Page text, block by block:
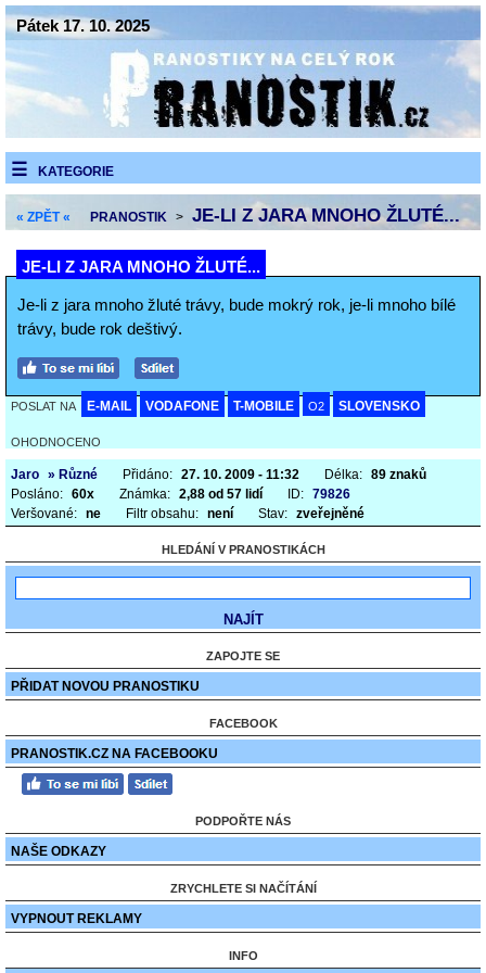
Pátek 17. 10. 2025
KATEGORIE
« ZPĚT « PRANOSTIK > JE-LI Z JARA MNOHO ŽLUTÉ...
JE-LI Z JARA MNOHO ŽLUTÉ...
Je-li z jara mnoho žluté trávy, bude mokrý rok, je-li mnoho bílé
trávy, bude rok deštivý.
POSLAT NA E-MAIL VODAFONE T-MOBILE O2 SLOVENSKO
OHODNOCENO
Jaro » Různé Přidáno: 27. 10. 2009 - 11:32 Délka: 89 znaků
Posláno: 60x Známka: 2,88 od 57 lidí ID: 79826
Veršované: ne Filtr obsahu: není Stav: zveřejněné
HLEDÁNÍ V PRANOSTIKÁCH
ZAPOJTE SE
PŘIDAT NOVOU PRANOSTIKU
FACEBOOK
PRANOSTIK.CZ NA FACEBOOKU
PODPOŘTE NÁS
NAŠE ODKAZY
ZRYCHLETE SI NAČÍTÁNÍ
VYPNOUT REKLAMY
INFO